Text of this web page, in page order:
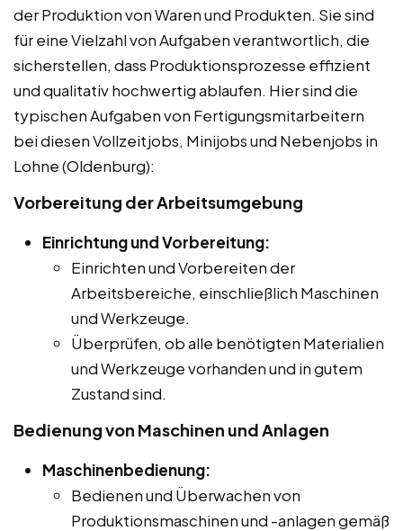
der Produktion von Waren und Produkten. Sie sind
für eine Vielzahl von Aufgaben verantwortlich, die
sicherstellen, dass Produktionsprozesse effizient
und qualitativ hochwertig ablaufen. Hier sind die
typischen Aufgaben von Fertigungsmitarbeitern
bei diesen Vollzeitjobs, Minijobs und Nebenjobs in
Lohne (Oldenburg):
Vorbereitung der Arbeitsumgebung
Einrichtung und Vorbereitung:
Einrichten und Vorbereiten der
Arbeitsbereiche, einschließlich Maschinen
und Werkzeuge.
Überprüfen, ob alle benötigten Materialien
und Werkzeuge vorhanden und in gutem
Zustand sind.
Bedienung von Maschinen und Anlagen
Maschinenbedienung:
Bedienen und Überwachen von
Produktionsmaschinen und -anlagen gemäß